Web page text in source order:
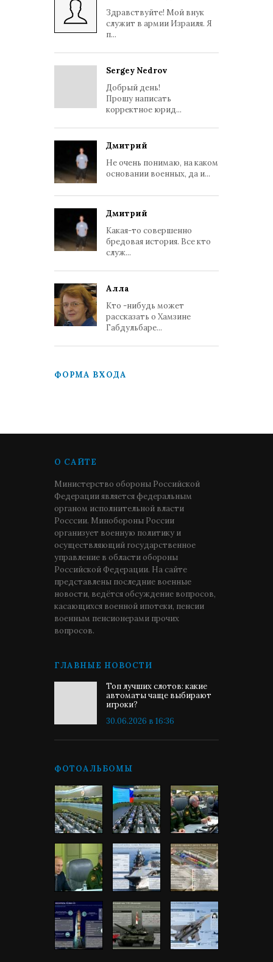
Здравствуйте! Мой внук
служит в армии Израиля. Я
п...
Sergey Nedrov
Добрый день!
Прошу написать
корректное юрид...
Дмитрий
Не очень понимаю, на каком
основании военных, да и...
Дмитрий
Какая-то совершенно
бредовая история. Все кто
служ...
Алла
Кто -нибудь может
рассказать о Хамзине
Габдульбаре...
ФОРМА ВХОДА
О САЙТЕ
Министерство обороны Российской
Федерации является федеральным
органом исполнительной власти
Росссии. Минобороны России
организует военную политику и
осуществляющий государственное
управление в области обороны
Российской Федерации. На сайте
представлены последние военные
новости, ведётся обсуждение вопросов,
касающихся военной ипотеки, пенсии
военным пенсионерами прочих
вопросов.
ГЛАВНЫЕ НОВОСТИ
Топ лучших слотов: какие
автоматы чаще выбирают
игроки?
30.06.2026 в 16:36
ФОТОАЛЬБОМЫ